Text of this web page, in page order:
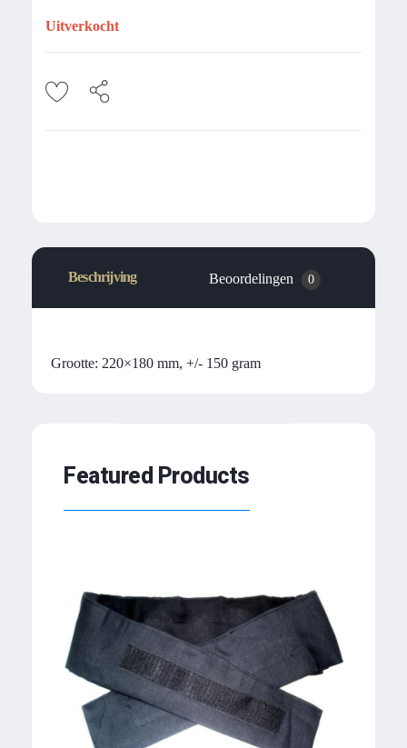
Uitverkocht
Beschrijving Beoordelingen 0
Grootte: 220×180 mm, +/- 150 gram
Featured Products